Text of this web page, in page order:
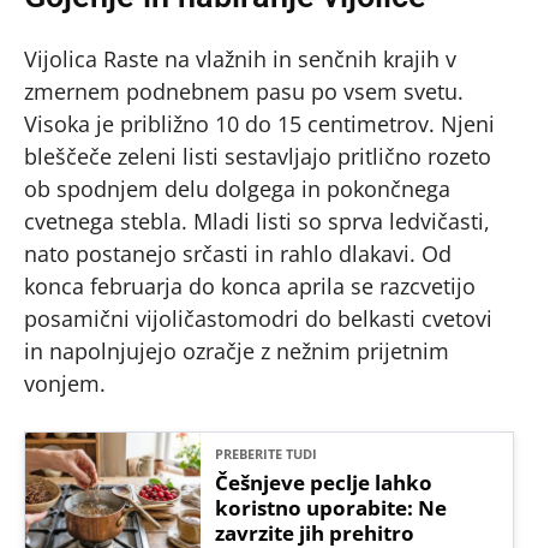
Vijolica Raste na vlažnih in senčnih krajih v
zmernem podnebnem pasu po vsem svetu.
Visoka je približno 10 do 15 centimetrov. Njeni
bleščeče zeleni listi sestavljajo pritlično rozeto
ob spodnjem delu dolgega in pokončnega
cvetnega stebla. Mladi listi so sprva ledvičasti,
nato postanejo srčasti in rahlo dlakavi. Od
konca februarja do konca aprila se razcvetijo
posamični vijoličastomodri do belkasti cvetovi
in napolnjujejo ozračje z nežnim prijetnim
vonjem.
PREBERITE TUDI
Češnjeve peclje lahko
koristno uporabite: Ne
zavrzite jih prehitro